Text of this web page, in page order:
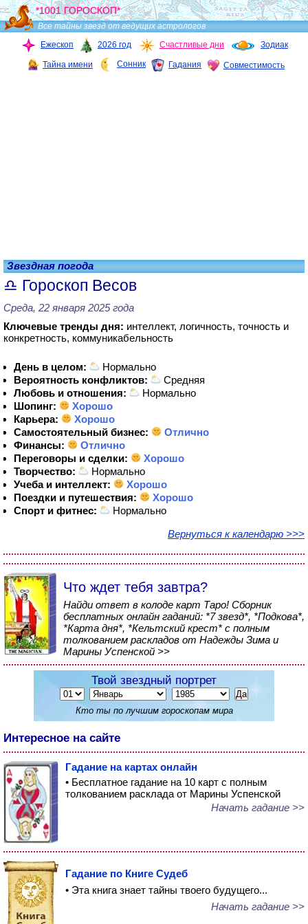
*1001 ГОРОСКОП*
Все тайны звезд от ведущих астрологов
Ежескоп
2026 год Счастливые дни Зодиак
Тайна имени Сонник Гадания Совместимость
Звездная погода
Гороскоп Весов
Среда, 22 января 2025 года
Ключевые тренды дня: интеллект, логичность, точность и
конкретность, коммуникабельность
День в целом:
Нормально
Вероятность конфликтов:
Средняя
Любовь и отношения:
Нормально
Шопинг:
Хорошо
Карьера:
Хорошо
Самостоятельный бизнес:
Отлично
Финансы:
Отлично
Переговоры и сделки:
Хорошо
Творчество:
Нормально
Учеба и интеллект:
Хорошо
Поездки и путешествия:
Хорошо
Спорт и фитнес:
Нормально
Вернуться к календарю >>>
Что ждет тебя завтра?
Найди ответ в колоде карт Таро! Сборник
бесплатных онлайн гаданий: *7 звезд*, *Подкова*,
*Карта дня*, *Кельтский крест* с полным
толкованием раскладов от Надежды Зима и
Марины Успенской >>
Твой звездный портрет
Кто ты по лучшим гороскопам мира
Интересное на сайте
Гадание на картах онлайн
• Бесплатное гадание на 10 карт с полным
толкованием расклада от Марины Успенской
Начать гадание >>
Гадание по Книге Судеб
• Эта книга знает тайны твоего будущего...
Начать гадание >>